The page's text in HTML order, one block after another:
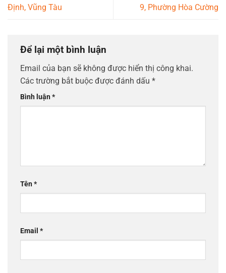
Định, Vũng Tàu
9, Phường Hòa Cường
Để lại một bình luận
Email của bạn sẽ không được hiển thị công khai.
Các trường bắt buộc được đánh dấu *
Bình luận*
Tên*
Email *